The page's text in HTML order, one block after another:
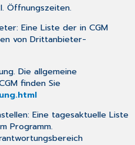
Öffnungszeiten.
Eine Liste der in CGM
von Drittanbieter-
Die allgemeine
finden Sie
Eine tagesaktuelle Liste
Programm.